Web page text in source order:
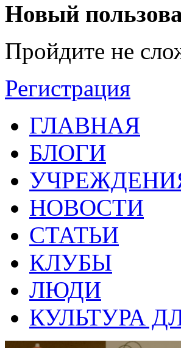
Новый
Пройдите не
Регистрация
ГЛАВНАЯ
БЛОГИ
НОВОСТИ
СТАТЬИ
КЛУБЫ
ЛЮДИ
КУЛЬТУРА